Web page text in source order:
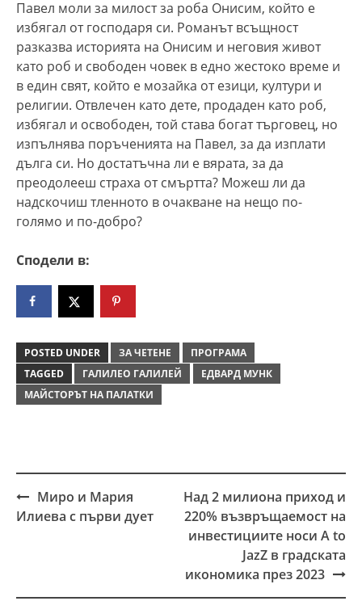
Павел моли за милост за роба Онисим, който е
избягал от господаря си. Романът всъщност
разказва историята на Онисим и неговия живот
като роб и свободен човек в едно жестоко време и
в един свят, който е мозайка от езици, култури и
религии. Отвлечен като дете, продаден като роб,
избягал и освободен, той става богат търговец, но
изпълнява поръченията на Павел, за да изплати
дълга си. Но достатъчна ли е вярата, за да
преодолееш страха от смъртта? Можеш ли да
надскочиш тленното в очакване на нещо по-
голямо и по-добро?
Сподели в:
POSTED UNDER ЗА ЧЕТЕНЕ
ПРОГРАМА
TAGGED
ГАЛИЛЕО ГАЛИЛЕЙ
ЕДВАРД МУНК
МАЙСТОРЪТ НА ПАЛАТКИ
Post
Миро и Мария
Илиева с първи дует
Над 2 милиона приход и
220% възвръщаемост на
инвестициите носи A to
JazZ в градската
икономика през 2023